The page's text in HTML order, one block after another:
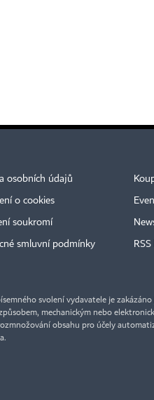
osobních údajů
o cookies
soukromí
smluvní podmínky
svolení vydavatele je
mechanickým nebo
obsahu pro účely